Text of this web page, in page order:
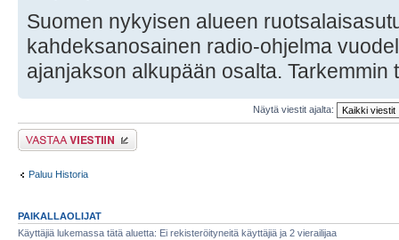
Suomen nykyisen alueen
kahdeksanosainen radio-ohjelma
ajanjakson alkupään osalta.
Näytä viestit ajalta:
Lähetä vastaus
Paluu Historia
PAIKALLAOLIJAT
Käyttäjiä lukemassa tätä aluetta: Ei rekisteröityneitä käyttäjiä ja 2 vierailijaa